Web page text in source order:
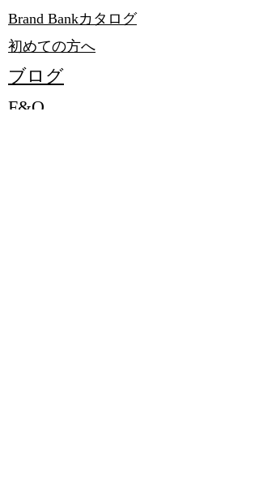
Brand Bankカタログ
初めての方へ
​ブログ
F&Q